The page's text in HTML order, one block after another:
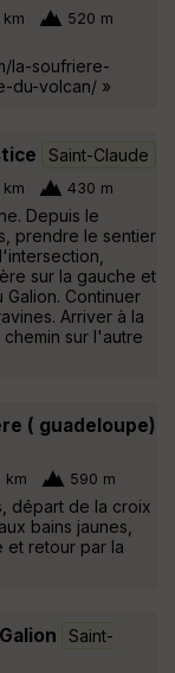
km 520 m
la-soufriere-
du-volcan/ »
Saint-Claude
km 430 m
Depuis le
prendre le sentier
sur la gauche et
Continuer
Arriver à la
sur l'autre
( guadeloupe)
km 590 m
départ de la croix
bains jaunes,
et retour par la
Saint-